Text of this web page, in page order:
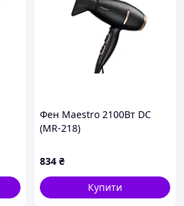
Фен Maestro 2100Вт DC
(MR-218)
834 ₴
Купити